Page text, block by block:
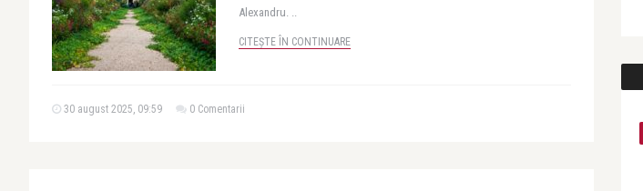
Alexandru. ..
CITEȘTE ÎN CONTINUARE
30 august 2025, 09:59 0 Comentarii